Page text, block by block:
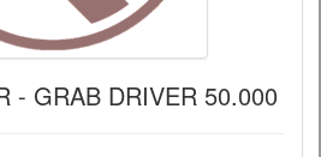
- GRAB DRIVER 50.000